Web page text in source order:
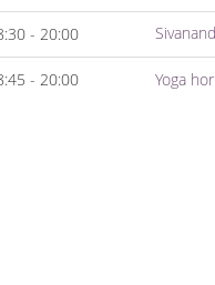
- 20:00
- 20:00 Yoga